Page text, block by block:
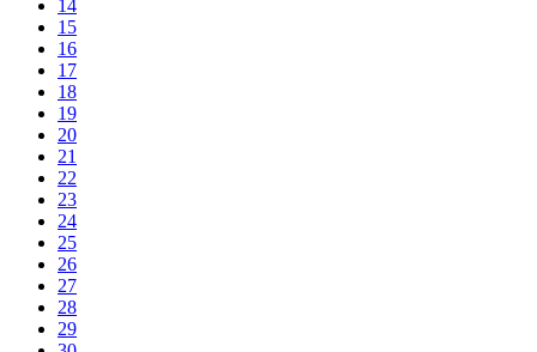
14
15
16
17
18
19
20
21
22
23
24
25
26
27
28
29